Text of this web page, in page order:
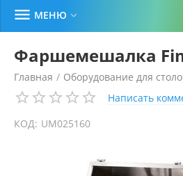
 МЕНЮ 
Фаршемешалка
Главная / Оборудование для
Написать
КОД: UM025160